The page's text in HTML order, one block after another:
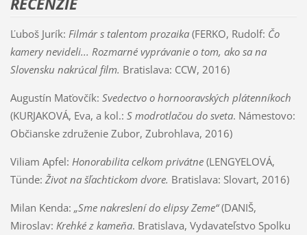
Ľuboš Jurík: Filmár s talentom prozaika (FERKO, Rudolf: Čo
kamery nevideli... Rozmarné vyprávanie o tom, ako sa na
Slovensku nakrúcal film. Bratislava: CCW, 2016)
Augustín Maťovčík: Svedectvo o hornooravských plátenníkoch
(KURJAKOVÁ, Eva, a kol.: S modrotlačou do sveta. Námestovo:
Občianske združenie Zubor, Zubrohlava, 2016)
Viliam Apfel: Honorabilita celkom privátne (LENGYELOVÁ,
Tünde: Život na šľachtickom dvore. Bratislava: Slovart, 2016)
Milan Kenda: „Sme nakreslení do elipsy Zeme“(DANIŠ,
Miroslav: Krehké z kameňa. Bratislava, Vydavateľstvo Spolku